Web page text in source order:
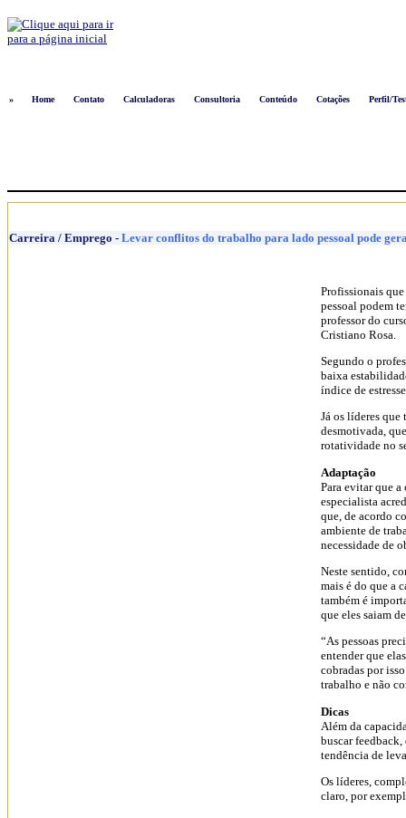
»
Home Contato Calculadoras Consultoria Conteúdo Cotações Perfil/
Carreira / Emprego - Levar conflitos do trabalho para lado pessoal pode
Profissionais
pessoal podem
professor do
Cristiano Rosa.
Segundo o
baixa
índice de
Já os líderes
desmotivada,
rotatividade no
Adaptação
Para evitar que
especialista
que, de acordo
ambiente de
necessidade de
Neste sentido,
mais é do que a
também é
que eles saiam
“As pessoas
entender que
cobradas por
trabalho e não
Dicas
Além da
buscar
tendência de
Os líderes,
claro, por